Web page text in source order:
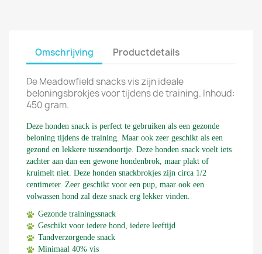
Omschrijving Productdetails
De Meadowfield snacks vis zijn ideale
beloningsbrokjes voor tijdens de training. Inhoud:
450 gram.
Deze honden snack is perfect te gebruiken als een gezonde
beloning tijdens de training. Maar ook zeer geschikt als een
gezond en lekkere tussendoortje. Deze honden snack voelt iets
zachter aan dan een gewone hondenbrok, maar plakt of
kruimelt niet. Deze honden snackbrokjes zijn circa 1/2
centimeter. Zeer geschikt voor een pup, maar ook een
volwassen hond zal deze snack erg lekker vinden.
Gezonde trainingssnack
Geschikt voor iedere hond, iedere leeftijd
Tandverzorgende snack
Minimaal 40% vis